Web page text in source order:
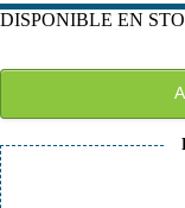
DISPONIBLE EN